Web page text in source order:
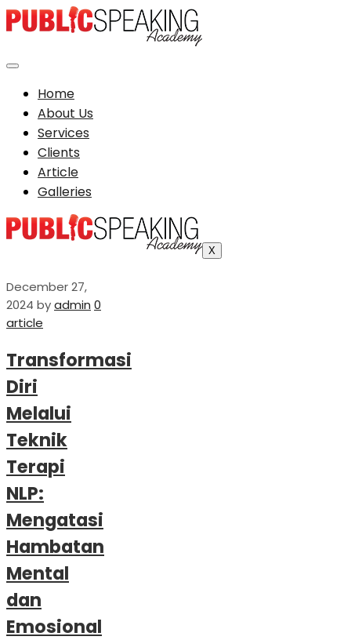
Home
About Us
Services
Clients
Article
Galleries
X
December 27,
2024 byadmin 0
article
Transformasi
Diri
Melalui
Teknik
Terapi
NLP:
Mengatasi
Hambatan
Mental
dan
Emosional